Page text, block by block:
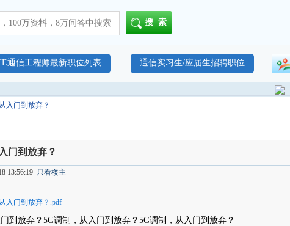
搜索
通信工程师最新职位列表 通信实习生/应届生招聘职位
入门到放弃？
门到放弃？
13:56:19 只看楼主
入门到放弃？.pdf
到放弃？5G调制，从入门到放弃？5G调制，从入门到放弃？